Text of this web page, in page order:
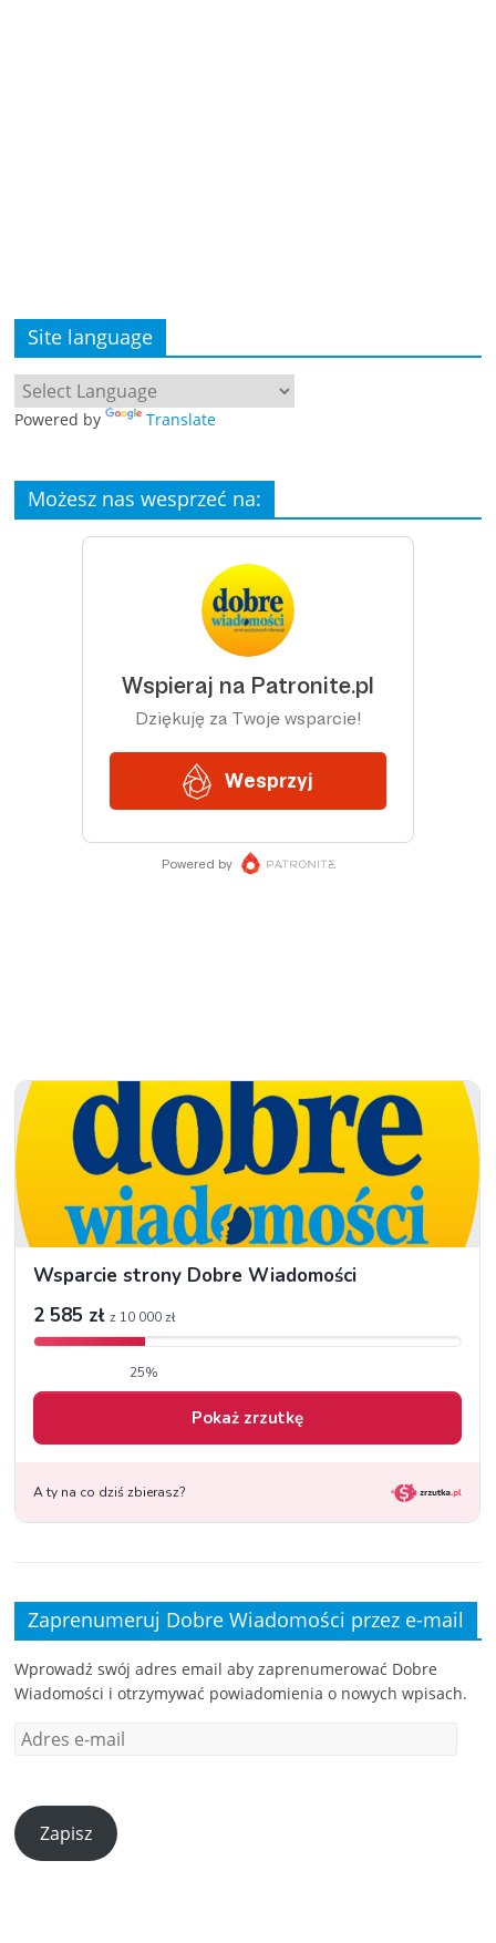
Site language
Powered by Translate
Możesz nas wesprzeć na:
Zaprenumeruj Dobre Wiadomości przez e-mail
Wprowadź swój adres email aby zaprenumerować Dobre
Wiadomości i otrzymywać powiadomienia o nowych wpisach.
Zapisz